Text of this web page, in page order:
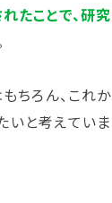
たことで、研究
ちろん、これか
いと考えていま